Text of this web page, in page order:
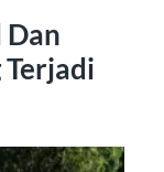
Dan
Terjadi